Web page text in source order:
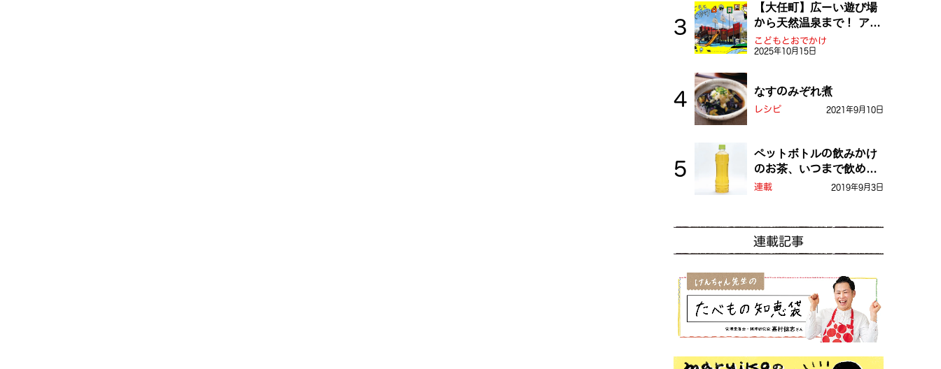
【大任町】広ーい遊び場
から天然温泉まで！ アミ
ューズメントな道の駅・
おおとう桜街道
こどもとおでかけ
2025年10月15日
なすのみぞれ煮
レシピ 2021年9月10日
ペットボトルの飲みかけ
のお茶、いつまで飲め
る？
連載 2019年9月3日
連載記事